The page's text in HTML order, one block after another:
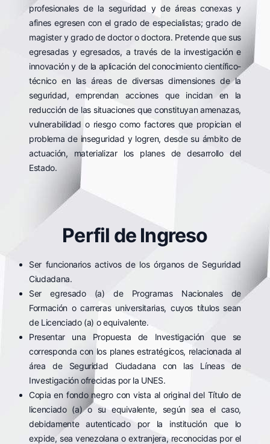
profesionales de la seguridad y de áreas conexas y
afines egresen con el grado de especialistas; grado de
magister y grado de doctor o doctora. Pretende que sus
egresadas y egresados, a través de la investigación e
innovación y de la aplicación del conocimiento científico-
técnico en las áreas de diversas dimensiones de la
seguridad, emprendan acciones que incidan en la
reducción de las situaciones que constituyan amenazas,
vulnerabilidad o riesgo como factores que propician el
problema de inseguridad y logren, desde su ámbito de
actuación, materializar los planes de desarrollo del
Estado.
Perfil de Ingreso
Ser funcionarios activos de los órganos de Seguridad
Ciudadana.
Ser egresado (a) de Programas Nacionales de
Formación o carreras universitarias, cuyos títulos sean
de Licenciado (a) o equivalente.
Presentar una Propuesta de Investigación que se
corresponda con los planes estratégicos, relacionada al
área de Seguridad Ciudadana con las Líneas de
Investigación ofrecidas por la UNES.
Copia en fondo negro con vista al original del Título de
licenciado (a) o su equivalente, según sea el caso,
debidamente autenticado por la institución que lo
expide, sea venezolana o extranjera, reconocidas por el